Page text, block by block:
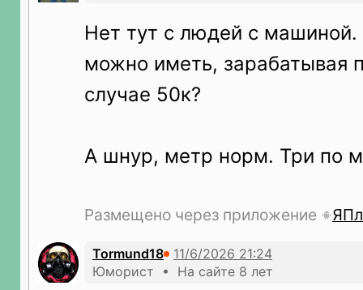
Нет тут с людей с машиной.
можно иметь, зарабатывая
случае 50к?
А шнур, метр норм. Три по
Размещено через приложение
Tormund18
Юморист • На сайте 8 лет